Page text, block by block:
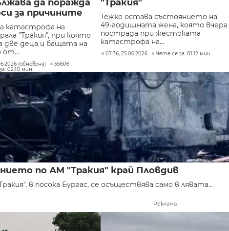
да поражда
за причините
катастрофа на
"Тракия", при която
две деца и бащата на
от...
(обновена)
35606
02:10 мин.
"Тракия"
Тежко остава състоянието на
49-годишната жена, която вчера
пострада при жестоката
катастрофа на...
07:36, 25.06.2026 Чете се за: 01:12 мин.
по АМ "Тракия" край Пловдив
в посока Бургас, се осъществява само в лявата...
Реклама